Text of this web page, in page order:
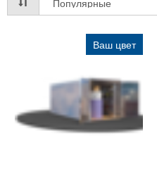
Ваш цвет